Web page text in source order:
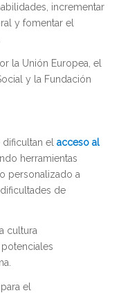
incrementar
y fomentar el
la Unión Europea, el
y la Fundación
el acceso al
herramientas
personalizado a
de
cultura
el